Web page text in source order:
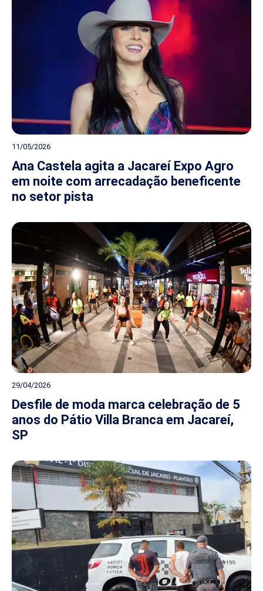
11/05/2026
Ana Castela agita a Jacareí Expo Agro
em noite com arrecadação beneficente
no setor pista
29/04/2026
Desfile de moda marca celebração de 5
anos do Pátio Villa Branca em Jacareí,
SP